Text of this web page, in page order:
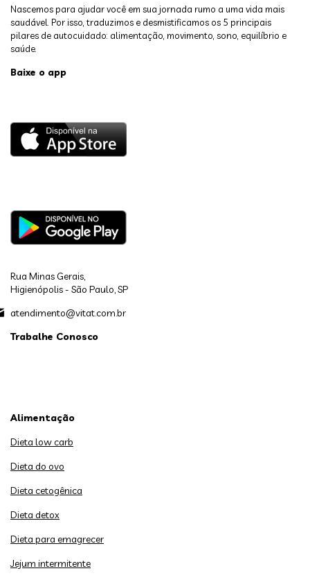
Nascemos para ajudar você em sua jornada rumo a uma vida mais
saudável. Por isso, traduzimos e desmistificamos os 5 principais
pilares de autocuidado: alimentação, movimento, sono, equilíbrio e
saúde.
Baixe o app
Rua Minas Gerais,
Higienópolis - São Paulo, SP
atendimento@vitat.com.br
Trabalhe Conosco
Alimentação
Dieta low carb
Dieta do ovo
Dieta cetogênica
Dieta detox
Dieta para emagrecer
Jejum intermitente